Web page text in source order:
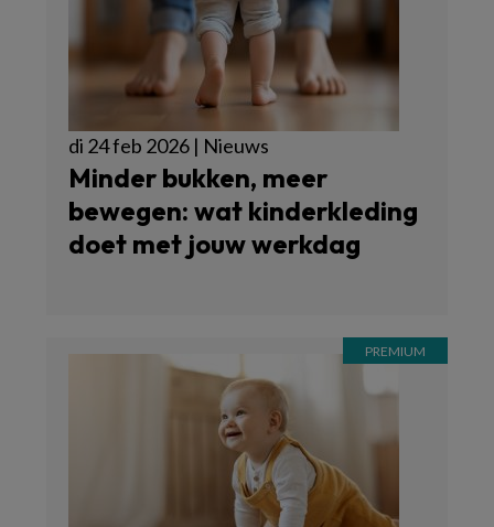
di 24 feb 2026 | Nieuws
Minder bukken, meer
bewegen: wat kinderkleding
doet met jouw werkdag